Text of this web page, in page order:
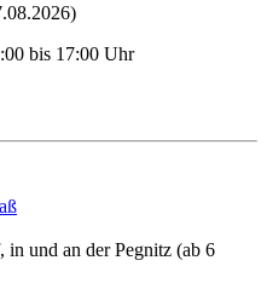
bis 17:00 Uhr
in und an der Pegnitz (ab 6